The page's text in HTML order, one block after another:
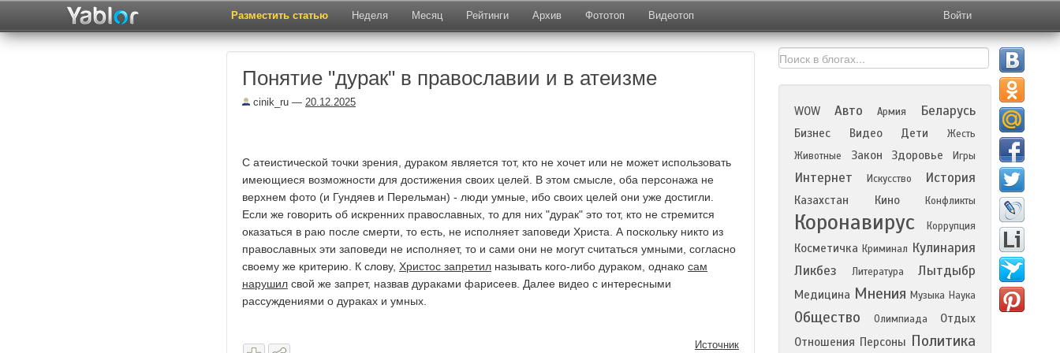
Разместить статью Неделя Месяц Рейтинги Архив Фототоп Видеотоп Войти
Понятие "дурак" в православии и в атеизме
cinik_ru — 20.12.2025
С атеистической точки зрения, дураком является тот, кто не хочет или не может использовать
имеющиеся возможности для достижения своих целей. В этом смысле, оба персонажа не
верхнем фото (и Гундяев и Перельман) - люди умные, ибо своих целей они уже достигли.
Если же говорить об искренних православных, то для них "дурак" это тот, кто не стремится
оказаться в раю после смерти, то есть, не исполняет заповеди Христа. А поскольку никто из
православных эти заповеди не исполняет, то и сами они не могут считаться умными, согласно
своему же критерию. К слову, Христос запретил называть кого-либо дураком, однако сам
нарушил свой же запрет, назвав дураками фарисеев. Далее видео с интересными
рассуждениями о дураках и умных.
Источник
WOW Авто Армия Беларусь
Бизнес Видео Дети
Жесть
Животные
Закон Здоровье Игры
Интернет Искусство История
Казахстан Кино Конфликты
Коронавирус Коррупция
Косметичка Криминал Кулинария
Ликбез
Литература Лытдыбр
Медицина Мнения Музыка Наука
Общество Олимпиада
Отдых
Отношения Персоны Политика